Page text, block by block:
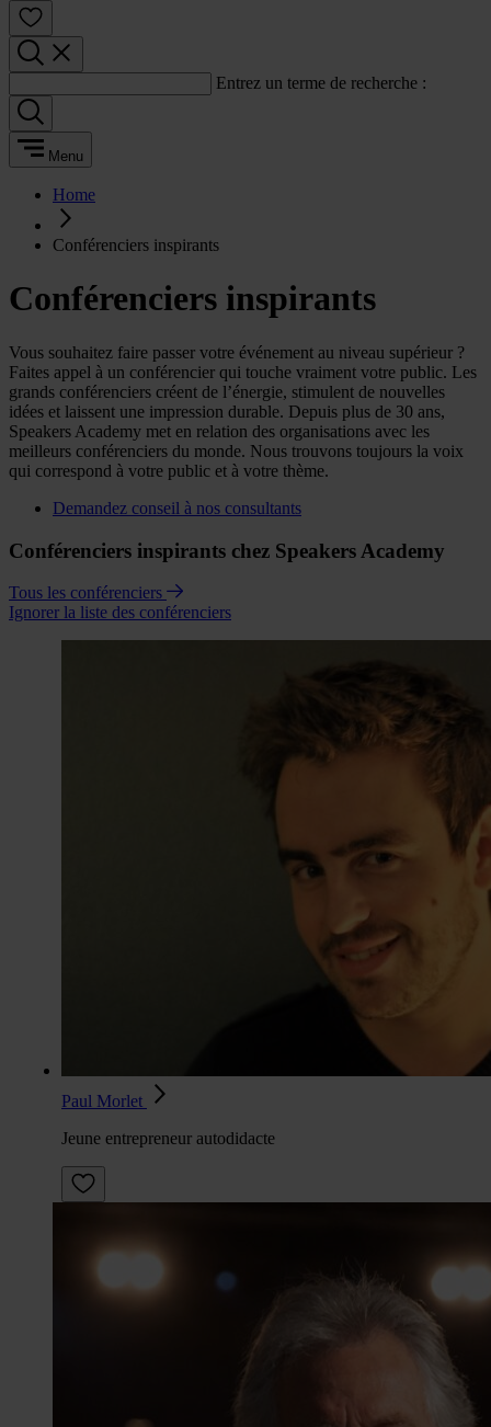
Entrez un terme de recherche :
Menu
Home
Conférenciers inspirants
Conférenciers inspirants
Vous souhaitez faire passer votre événement au niveau supérieur ?
Faites appel à un conférencier qui touche vraiment votre public. Les
grands conférenciers créent de l’énergie, stimulent de nouvelles
idées et laissent une impression durable. Depuis plus de 30 ans,
Speakers Academy met en relation des organisations avec les
meilleurs conférenciers du monde. Nous trouvons toujours la voix
qui correspond à votre public et à votre thème.
Demandez conseil à nos consultants
Conférenciers inspirants chez Speakers Academy
Tous les conférenciers
Ignorer la liste des conférenciers
Paul Morlet
Jeune entrepreneur autodidacte